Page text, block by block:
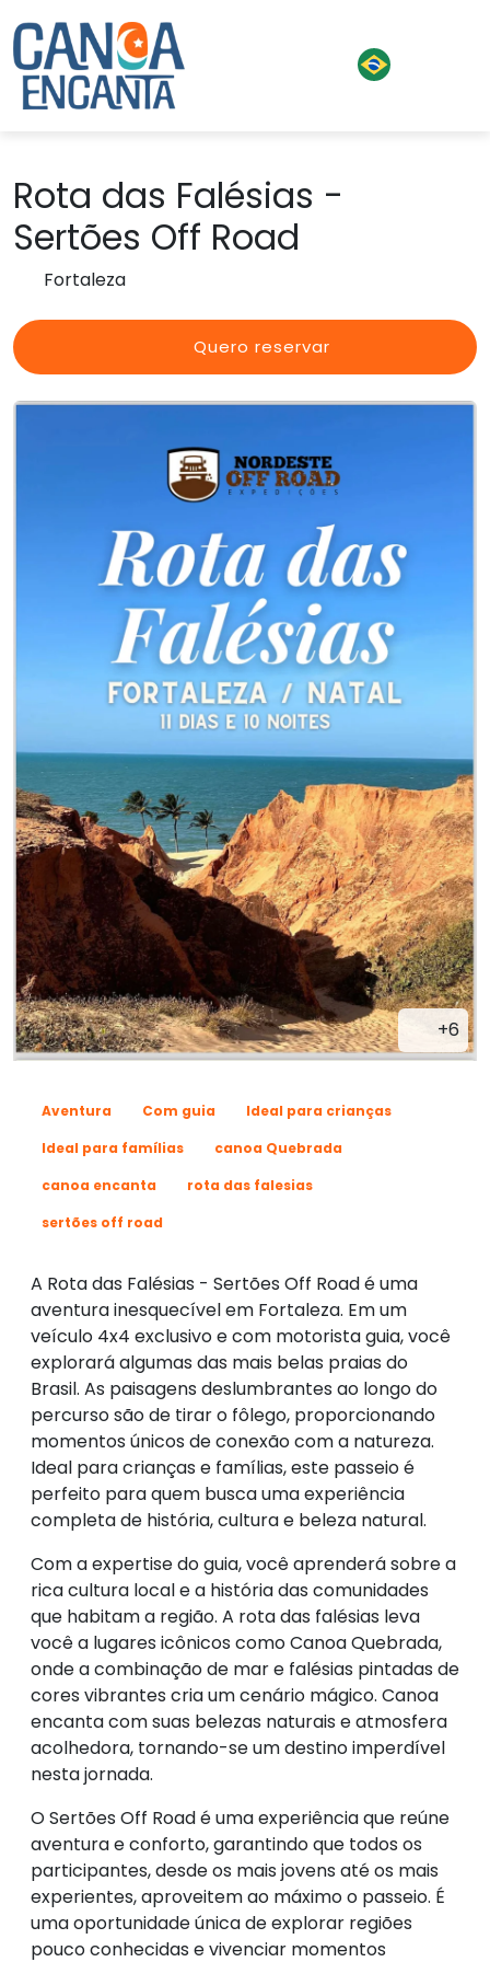
Rota das Falésias -
Sertões Off Road
Fortaleza
Quero reservar
+6
Aventura Com guia
Ideal para crianças
Ideal para famílias
canoa Quebrada
canoa encanta
rota das falesias
sertões off road
A Rota das Falésias - Sertões Off Road é uma
aventura inesquecível em Fortaleza. Em um
veículo 4x4 exclusivo e com motorista guia, você
explorará algumas das mais belas praias do
Brasil. As paisagens deslumbrantes ao longo do
percurso são de tirar o fôlego, proporcionando
momentos únicos de conexão com a natureza.
Ideal para crianças e famílias, este passeio é
perfeito para quem busca uma experiência
completa de história, cultura e beleza natural.
Com a expertise do guia, você aprenderá sobre a
rica cultura local e a história das comunidades
que habitam a região. A rota das falésias leva
você a lugares icônicos como Canoa Quebrada,
onde a combinação de mar e falésias pintadas de
cores vibrantes cria um cenário mágico. Canoa
encanta com suas belezas naturais e atmosfera
acolhedora, tornando-se um destino imperdível
nesta jornada.
O Sertões Off Road é uma experiência que reúne
aventura e conforto, garantindo que todos os
participantes, desde os mais jovens até os mais
experientes, aproveitem ao máximo o passeio. É
uma oportunidade única de explorar regiões
pouco conhecidas e vivenciar momentos